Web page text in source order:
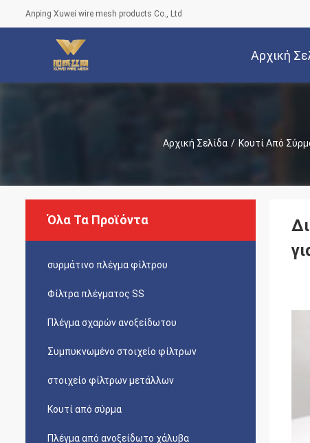
Anping Xuwei wire mesh products Co., Ltd
Αρχική
Αρχική Σελίδα / Κουτί Από
Όλα Τα Προϊόντα
συρμάτινο πλέγμα φίλτρου
Φίλτρα πλέγματος SS
Πλέγμα σχαρών ανοξείδωτου
Συμπυκνωμένο στοιχείο φίλτρων
στοιχείο φίλτρων μετάλλων
Κουτί από σύρμα
Πλέγμα από ανοξείδωτο χάλυβα